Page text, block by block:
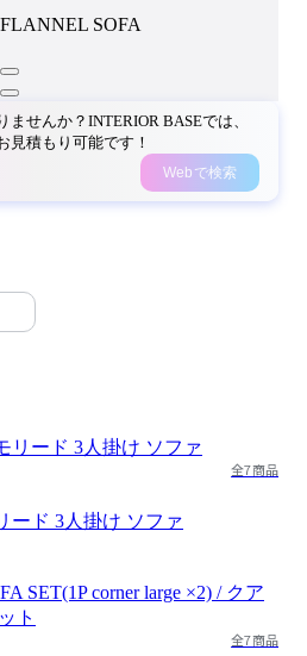
FLANNEL SOFA
せんか？INTERIOR BASEでは、
見積もり可能です！
Webで検索
全7商品
ード 3人掛け ソファ
全7商品